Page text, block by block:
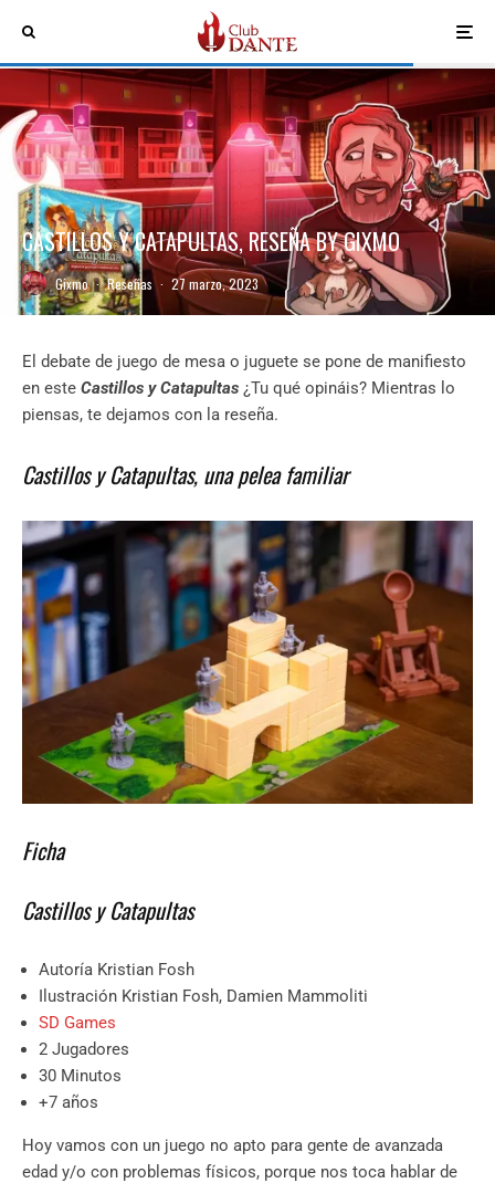
CASTILLOS Y CATAPULTAS, RESEÑA BY GIXMO
Gixmo · Reseñas · 27 marzo, 2023
El debate de juego de mesa o juguete se pone de manifiesto
en este Castillos y Catapultas ¿Tu qué opináis? Mientras lo
piensas, te dejamos con la reseña.
Castillos y Catapultas, una pelea familiar
Ficha
Castillos y Catapultas
Autoría Kristian Fosh
Ilustración Kristian Fosh, Damien Mammoliti
SD Games
2 Jugadores
30 Minutos
+7 años
Hoy vamos con un juego no apto para gente de avanzada
edad y/o con problemas físicos, porque nos toca hablar de